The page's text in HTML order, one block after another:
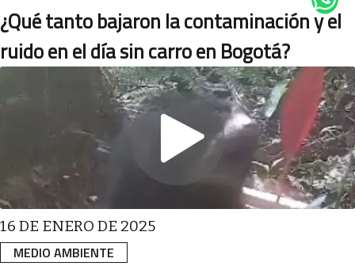
¿Qué tanto bajaron la contaminación y el
ruido en el día sin carro en Bogotá?
MEDIO AMBIENTE
16 DE ENERO DE 2025